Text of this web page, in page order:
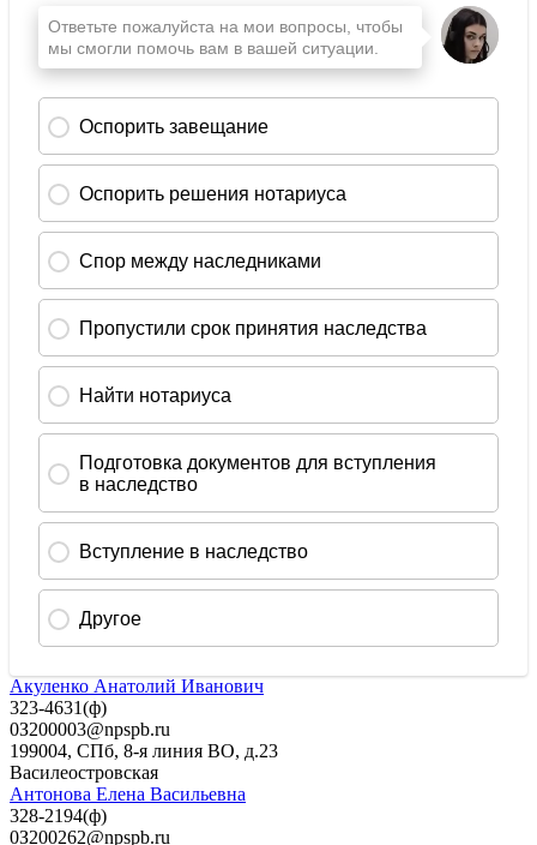
Акуленко Анатолий Иванович
323-4631(ф)
0З200003@nрsрb.ru
199004, СПб, 8-я линия ВО, д.23
Василеостровская
Антонова Елена Васильевна
328-2194(ф)
0З200262@npspb.ru